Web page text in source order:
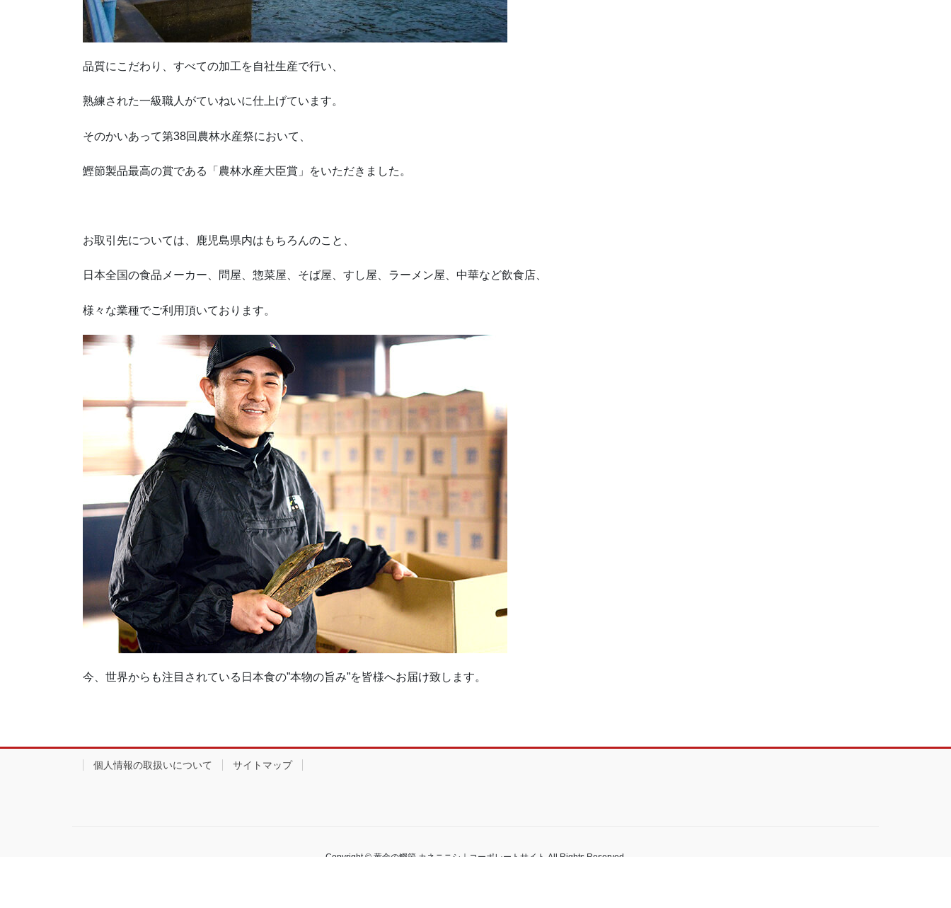
品質にこだわり、すべての加工を自社生産で行い、
熟練された一級職人がていねいに仕上げています。
そのかいあって第38回農林水産祭において、
鰹節製品最高の賞である「農林水産大臣賞」をいただきました。
お取引先については、鹿児島県内はもちろんのこと、
日本全国の食品メーカー、問屋、惣菜屋、そば屋、すし屋、ラーメン屋、中華など飲食店、
様々な業種でご利用頂いております。
今、世界からも注目されている日本食の”本物の旨み”を皆様へお届け致します。
個人情報の取扱いについて サイトマップ
Copyright © 黄金の鰹節 カネニニシ｜コーポレートサイト All Rights Reserved.